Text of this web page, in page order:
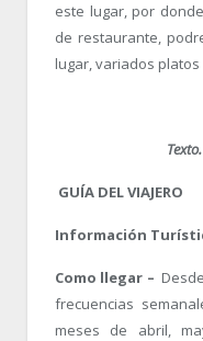
este lugar, por
de restaurante,
lugar, variados
GUÍA DEL VIAJERO
Información
Como llegar –
frecuencias
meses de abril,